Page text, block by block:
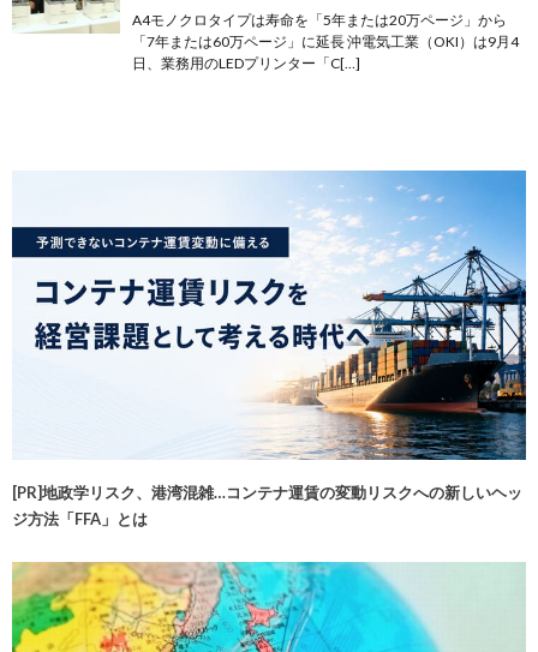
A4モノクロタイプは寿命を「5年または20万ページ」から
「7年または60万ページ」に延長 沖電気工業（OKI）は9月4
日、業務用のLEDプリンター「C[…]
[PR]地政学リスク、港湾混雑…コンテナ運賃の変動リスクへの新しいヘッ
ジ方法「FFA」とは